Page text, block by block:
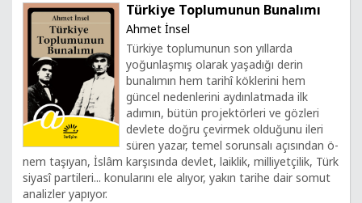
Türkiye Toplumunun Bunalımı
Ahmet İnsel
Türkiye toplumunun son yıllarda
yoğunlaşmış olarak yaşadığı derin
bunalımın hem tarihî köklerini hem
güncel nedenlerini aydınlatmada ilk
adımın, bütün projektörleri ve gözleri
devlete doğru çevirmek olduğunu ileri
süren yazar, temel sorunsalı açısından ö-
nem taşıyan, İslâm karşısında devlet, laiklik, milliyetçilik, Türk
siyasî partileri... konularını ele alıyor, yakın tarihe dair somut
analizler yapıyor.